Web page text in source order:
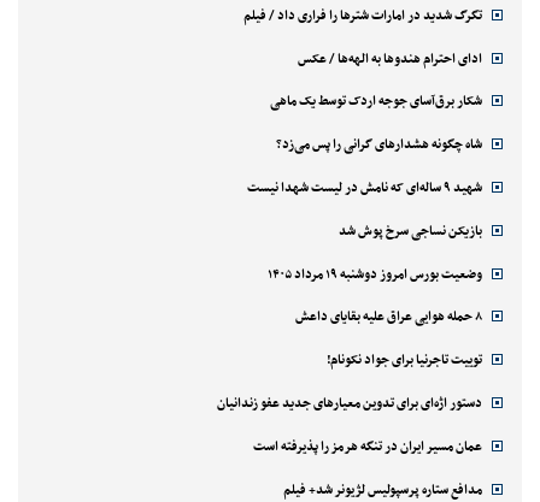
تگرگ شدید در امارات شترها را فراری داد / فیلم
ادای احترام هندوها به الهه‌ها / عکس
شکار برق‌آسای جوجه اردک توسط یک ماهی
شاه چگونه هشدارهای گرانی را پس می‌زد؟
شهید ۹ ساله‌ای که نامش در لیست شهدا نیست
بازیکن نساجی سرخ پوش شد
وضعیت بورس امروز دوشنبه ۱۹ مرداد ۱۴۰۵
۸ حمله هوایی عراق علیه بقایای داعش
توییت تاجرنیا برای جواد نکونام!
دستور اژه‌ای برای تدوین معیارهای جدید عفو زندانیان
عمان مسیر ایران در تنگه هرمز را پذیرفته است
مدافع ستاره پرسپولیس لژیونر شد+ فیلم